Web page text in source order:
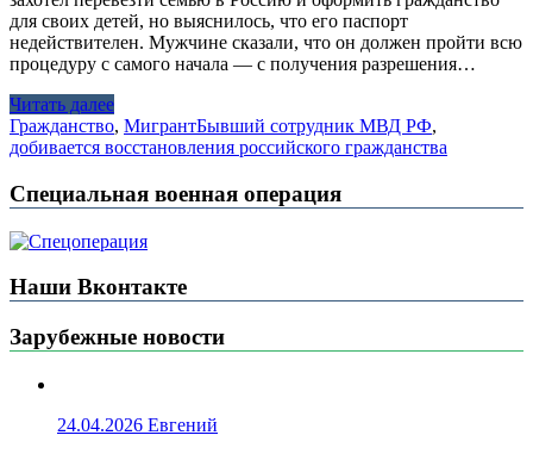
для своих детей, но выяснилось, что его паспорт
недействителен. Мужчине сказали, что он должен пройти всю
процедуру с самого начала — с получения разрешения…
Читать далее
Гражданство, МигрантБывший сотрудник МВД РФ,
добивается восстановления российского гражданства
Специальная военная операция
Наши Вконтакте
Зарубежные новости
24.04.2026 Евгений